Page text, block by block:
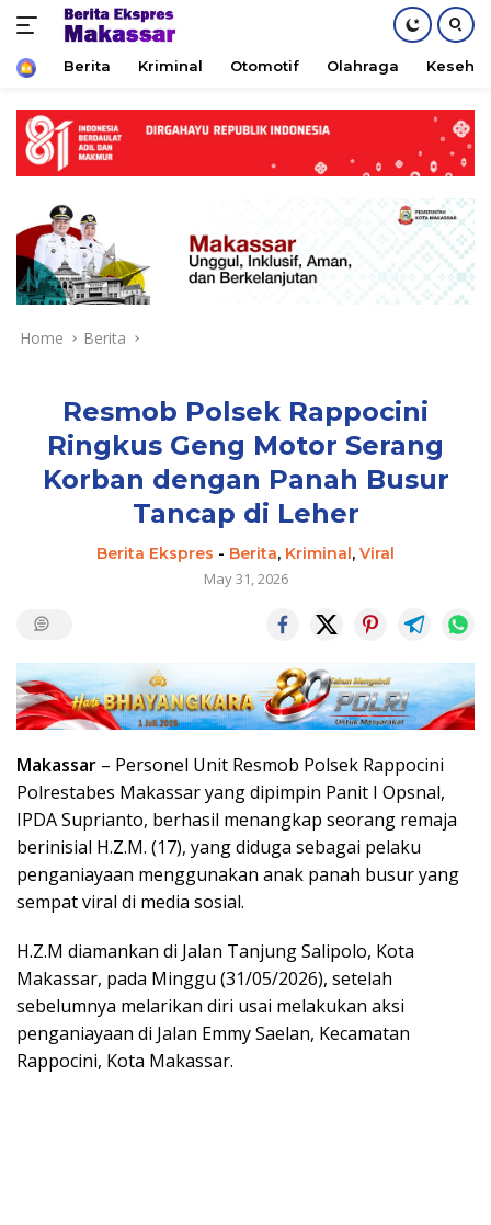
content
HomeBerita Kriminal Otomotif Olahraga
Home Berita
Resmob Polsek Rappocini
Ringkus Geng Motor Serang
Korban dengan Panah Busur
Tancap di Leher
Berita Ekspres - Berita, Kriminal, Viral
May 31, 2026
Makassar – Personel Unit Resmob Polsek Rappocini
Polrestabes Makassar yang dipimpin Panit I Opsnal,
IPDA Suprianto, berhasil menangkap seorang remaja
berinisial H.Z.M. (17), yang diduga sebagai pelaku
penganiayaan menggunakan anak panah busur yang
sempat viral di media sosial.
H.Z.M diamankan di Jalan Tanjung Salipolo, Kota
Makassar, pada Minggu (31/05/2026), setelah
sebelumnya melarikan diri usai melakukan aksi
penganiayaan di Jalan Emmy Saelan, Kecamatan
Rappocini, Kota Makassar.